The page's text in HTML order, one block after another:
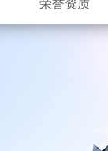
荣誉资质